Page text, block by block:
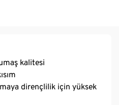
kalitesi
dirençlilik için yüksek